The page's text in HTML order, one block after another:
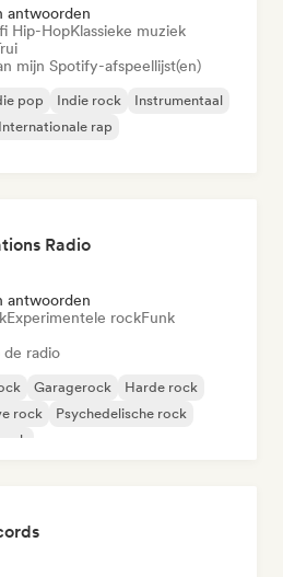
antwoorden
Hip-HopKlassieke muziek
mijn Spotify-afspeellijst(en)
pop Indie rock
Instrumentaal
Internationale rap
Radio
antwoorden
Experimentele rockFunk
radio
Garagerock
Harde rock
rock
Psychedelische rock